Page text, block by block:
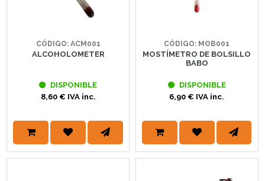
CÓDIGO: ACM001
ALCOHOLOMETER
DISPONIBLE
8,60 € IVA inc.
CÓDIGO: MOB001
MOSTÍMETRO DE BOLSILLO
BABO
DISPONIBLE
6,90 € IVA inc.